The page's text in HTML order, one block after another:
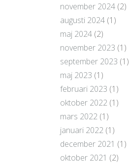
november 2024 (2)
augusti 2024 (1)
maj 2024 (2)
november 2023 (1)
september 2023 (1)
maj 2023 (1)
februari 2023 (1)
oktober 2022 (1)
mars 2022 (1)
januari 2022 (1)
december 2021 (1)
oktober 2021 (2)